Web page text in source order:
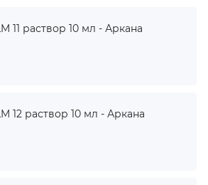
11 раствор 10 мл - Аркана
12 раствор 10 мл - Аркана